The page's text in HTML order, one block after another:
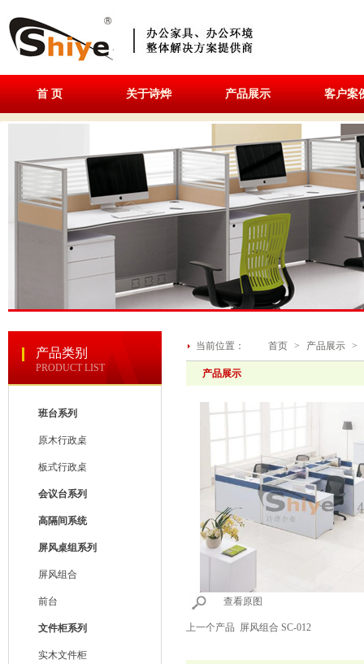
首 页 关于诗烨 产品展示 客户案
产品类别
PRODUCT LIST
班台系列
原木行政桌
板式行政桌
会议台系列
高隔间系统
屏风桌组系列
屏风组合
前台
文件柜系列
实木文件柜
当前位置： 首页 > 产品展示 >
产品展示
查看原图
上一个产品 屏风组合 SC-012